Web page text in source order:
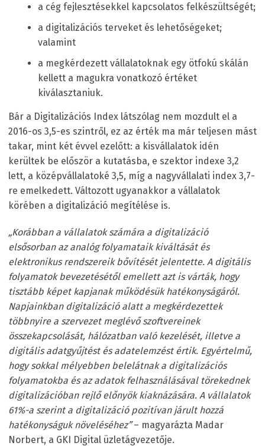
a cég fejlesztésekkel kapcsolatos felkészültségét;
a digitalizációs terveket és lehetőségeket;
valamint
a megkérdezett vállalatoknak egy ötfokú skálán
kellett a magukra vonatkozó értéket
kiválasztaniuk.
Bár a Digitalizációs Index látszólag nem mozdult el a
2016-os 3,5-es szintről, ez az érték ma már teljesen mást
takar, mint két évvel ezelőtt: a kisvállalatok idén
kerültek be először a kutatásba, e szektor indexe 3,2
lett, a középvállalatoké 3,5, míg a nagyvállalati index 3,7-
re emelkedett. Változott ugyanakkor a vállalatok
körében a digitalizáció megítélése is.
„Korábban a vállalatok számára a digitalizáció
elsősorban az analóg folyamataik kiváltását és
elektronikus rendszereik bővítését jelentette. A digitális
folyamatok bevezetésétől emellett azt is várták, hogy
tisztább képet kapjanak működésük hatékonyságáról.
Napjainkban digitalizáció alatt a megkérdezettek
többnyire a szervezet meglévő szoftvereinek
összekapcsolását, hálózatban való kezelését, illetve a
digitális adatgyűjtést és adatelemzést értik. Egyértelmű,
hogy sokkal mélyebben belelátnak a digitalizációs
folyamatokba és az adatok felhasználásával törekednek
digitalizációban rejlő előnyök kiaknázására. A vállalatok
61%-a szerint a digitalizáció pozitívan járult hozzá
hatékonyságuk növeléséhez”– magyarázta Madar
Norbert, a GKI Digital üzletágvezetője.